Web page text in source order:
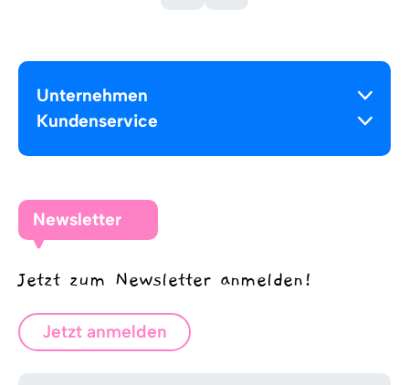
Unternehmen
Kundenservice
Newsletter
Jetzt zum Newsletter anmelden!
Jetzt anmelden